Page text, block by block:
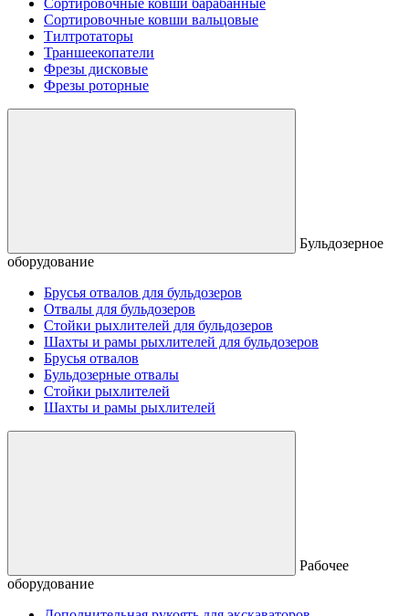
Сортировочные ковши барабанные
Сортировочные ковши вальцовые
Тилтротаторы
Траншеекопатели
Фрезы дисковые
Фрезы роторные
Бульдозерное
оборудование
Брусья отвалов для бульдозеров
Отвалы для бульдозеров
Стойки рыхлителей для бульдозеров
Шахты и рамы рыхлителей для бульдозеров
Брусья отвалов
Бульдозерные отвалы
Стойки рыхлителей
Шахты и рамы рыхлителей
Рабочее
оборудование